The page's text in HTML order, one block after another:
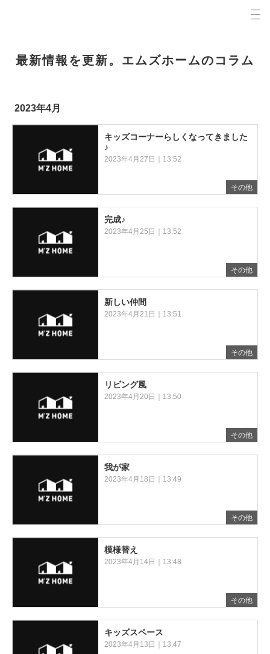
2023年4月
最新情報を更新。エムズホームのコラム
その他
キッズコーナーらしくなってきました
♪
2023年4月27日｜13:52
その他
完成♪
2023年4月25日｜13:52
その他
新しい仲間
2023年4月21日｜13:51
その他
リビング風
2023年4月20日｜13:50
その他
我が家
2023年4月18日｜13:49
その他
模様替え
2023年4月14日｜13:48
キッズスペース
2023年4月13日｜13:47